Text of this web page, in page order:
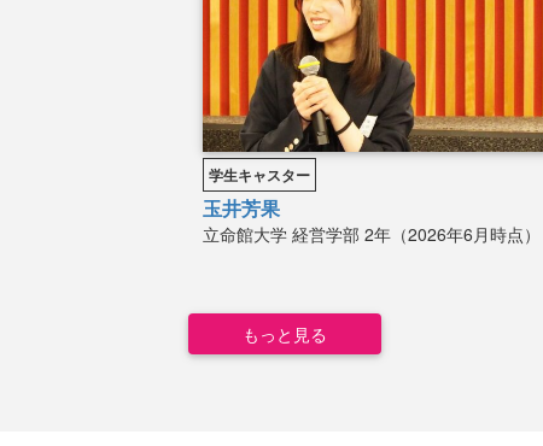
学生キャスター
玉井芳果
立命館大学 経営学部 2年（2026年6月時点）
もっと見る